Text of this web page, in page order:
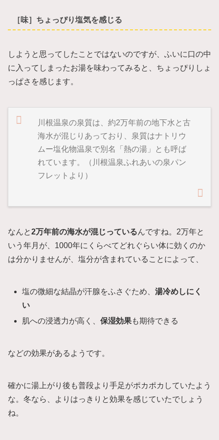
［味］ちょっぴり塩気を感じる
しようと思ってしたことではないのですが、ふいに口の中
に入ってしまったお湯を味わってみると、ちょっぴりしょ
っぱさを感じます。
川根温泉の泉質は、約2万年前の地下水と古
海水が混じりあっており、泉質はナトリウ
ムー塩化物温泉で別名「熱の湯」とも呼ば
れています。（川根温泉ふれあいの泉パン
フレットより）
なんと2万年前の海水が混じっているんですね。2万年と
いう年月が、1000年にくらべてどれぐらい体に効くのか
は分かりませんが、塩分が含まれていることによって、
塩の微細な結晶が汗腺をふさぐため、湯冷めしにく
い
肌への浸透力が高く、保湿効果も期待できる
などの効果があるようです。
確かに湯上がり後も普段より手足がポカポカしていたよう
な。冬なら、よりはっきりと効果を感じていたでしょう
ね。